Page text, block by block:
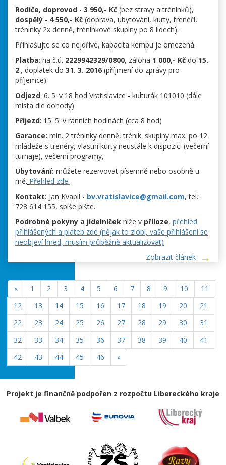
Rodiče, doprovod - 3 950,- Kč (bez stravy a tréninků),
dospělý - 4 550,- Kč (doprava, ubytování, kurty, trenéři,
tréninky 2x denně, tréninkové skupiny po 8 lidech).
Přihlašujte se co nejdříve, kapacita kempu je omezená.
Platba: na č.ú. 2229942329/0800, záloha 1 000,- Kč do 15.
2., doplatek do 31. 3. 2016 (příjmení do zprávy pro
příjemce).
Odjezd: 6. 5. v 18 hod Vratislavice - kulturák 101010 (dále
místa dle dohody)
Příjezd: 15. 5. v ranních hodinách (cca 8 hod)
Garance: min. 2 tréninky denně, trénik. skupiny max. po 12
mládeže s trenéry, vlastní kurty neustále k dispozici (večerní
turnaje), večerní programy,
Ubytování: můžete rezervovat písemně nebo osobně u
mě. Přehled zde.
Kontakt: Jan Kvapil - bv.vratislavice@gmail.com, tel.:
728 614 155, spíše pište.
Podrobné pokyny a jídelníček níže v příloze, přehled
přihlášených a plateb zde (nějak to zlobí, vaše přihlášení se
neobjeví hned, musím průběžně aktualizovat)
Zobrazit článek
« 1 2 3 4 5 6 7 8 9 10
11
12
13 14 15 16 17 18 19 20
21
22
23 24 25 26 27 28 29 30
31
32
33 34 35 36 37 38 39 40
41
42
43 44 45 46 »
Projekt je finančně podpořen z rozpočtu Libereckého kraje